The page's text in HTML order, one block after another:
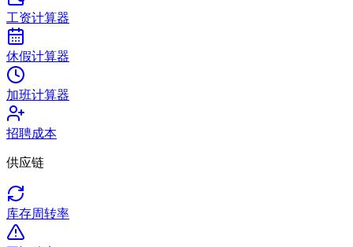
工资计算器
休假计算器
加班计算器
招聘成本
供应链
库存周转率